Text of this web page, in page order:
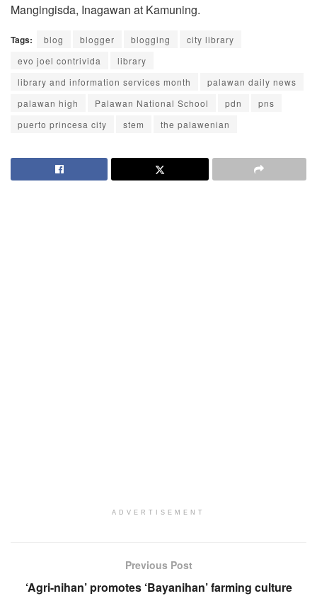
Mangingisda, Inagawan at Kamuning.
Tags: blog blogger blogging
city library
evo joel contrivida
library
library and information services month
palawan daily news
palawan high
Palawan National School pdn
pns
puerto princesa city
stem the palawenian
ADVERTISEMENT
Previous Post
‘Agri-nihan’ promotes ‘Bayanihan’ farming culture